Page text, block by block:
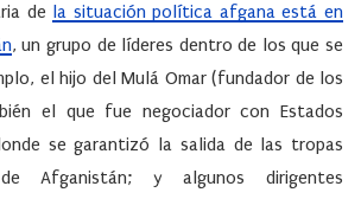
de la situación política afgana está en
, un grupo de líderes dentro de los que se
el hijo del Mulá Omar (fundador de los
el que fue negociador con Estados
se garantizó la salida de las tropas
de Afganistán; y algunos dirigentes